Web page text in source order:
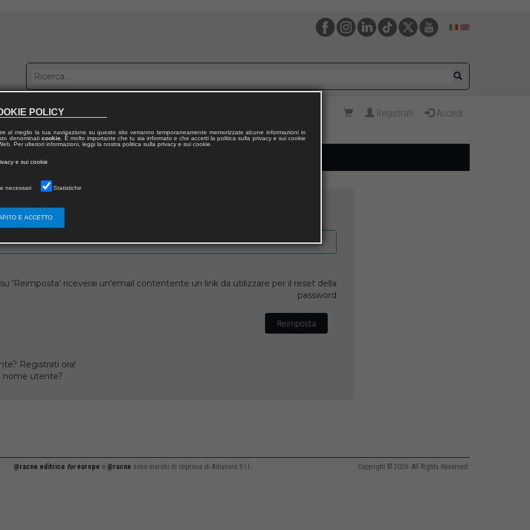
con noi Registrati Accedi
'Reimposta' riceverai un'email contentente un link da utilizzare per il reset della
password
Reimposta
Registrati ora!
nome utente?
@racne editrice foreurope e @racne sono marchi di impresa di Adiuvare S.r.l. Copyright © 2026. All Rights Reserved.
POLICY
al meglio la tua navigazione su questo sito verranno temporaneamente memorizzate alcune informazioni in
denominati cookie. È molto importante che tu sia informato e che accetti la politica sulla privacy e sui cookie
Per ulteriori informazioni, leggi la nostra politica sulla privacy e sui cookie.
e sui cookie
necessari Statistiche
E ACCETTO